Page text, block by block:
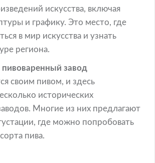
искусства, включая
и графику. Это место, где
в мир искусства и узнать
региона.
пивоваренный завод
своим пивом, и здесь
исторических
Многие из них предлагают
где можно попробовать
пива.